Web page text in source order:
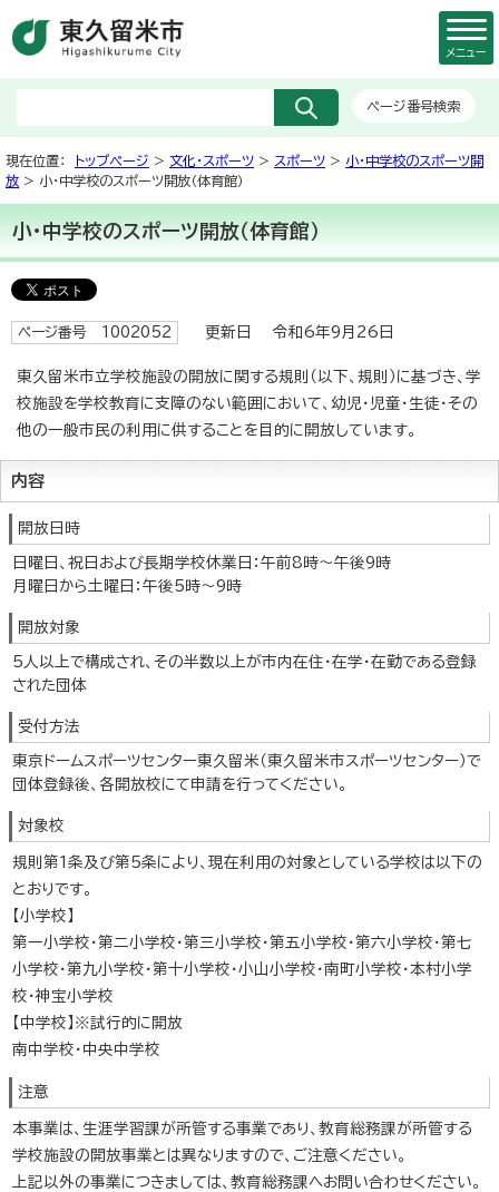
ページ番号検索
メニュー
現在位置： トップページ > 文化・スポーツ > スポーツ > 小・中学校のスポーツ開
放 > 小・中学校のスポーツ開放（体育館）
小・中学校のスポーツ開放（体育館）
ページ番号 1002052 更新日 令和6年9月26日
東久留米市立学校施設の開放に関する規則（以下、規則）に基づき、学
校施設を学校教育に支障のない範囲において、幼児・児童・生徒・その
他の一般市民の利用に供することを目的に開放しています。
内容
開放日時
日曜日、祝日および長期学校休業日：午前8時～午後9時
月曜日から土曜日：午後5時～9時
開放対象
5人以上で構成され、その半数以上が市内在住・在学・在勤である登録
された団体
受付方法
東京ドームスポーツセンター東久留米（東久留米市スポーツセンター）で
団体登録後、各開放校にて申請を行ってください。
対象校
規則第1条及び第5条により、現在利用の対象としている学校は以下の
とおりです。
【小学校】
第一小学校・第二小学校・第三小学校・第五小学校・第六小学校・第七
小学校・第九小学校・第十小学校・小山小学校・南町小学校・本村小学
校・神宝小学校
【中学校】※試行的に開放
南中学校・中央中学校
注意
本事業は、生涯学習課が所管する事業であり、教育総務課が所管する
学校施設の開放事業とは異なりますので、ご注意ください。
上記以外の事業につきましては、教育総務課へお問い合わせください。